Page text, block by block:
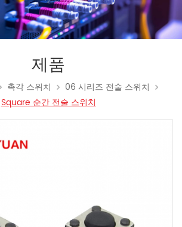
제품
촉각 스위치
06 시리즈 전술 스위치
Square 순간 전술 스위치